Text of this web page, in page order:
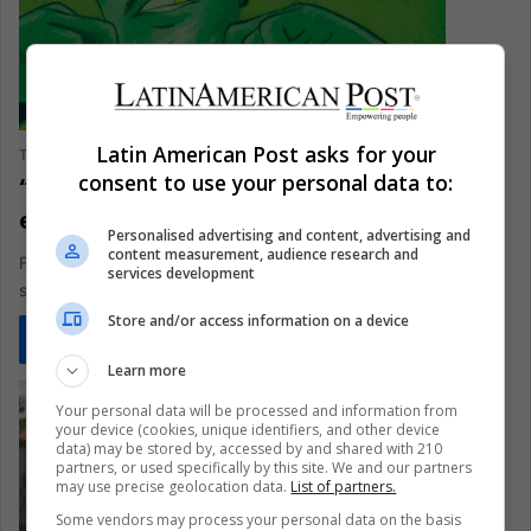
The Latin American Post Staff September 29, 2023 0
“Mor, no le temas a la oscuridad”: Este
es el nuevo disco de Feid
Feid lanzó este viernes su nuevo disco después de un año de
sacar el último. Se llama "Mor, no le…
Read More »
Latin American Post asks for your
consent to use your personal data to:
Personalised advertising and content, advertising and
content measurement, audience research and
services development
Store and/or access information on a device
Learn more
Your personal data will be processed and information from
your device (cookies, unique identifiers, and other device
data) may be stored by, accessed by and shared with 210
partners, or used specifically by this site. We and our partners
may use precise geolocation data. List of partners.
Some vendors may process your personal data on the basis